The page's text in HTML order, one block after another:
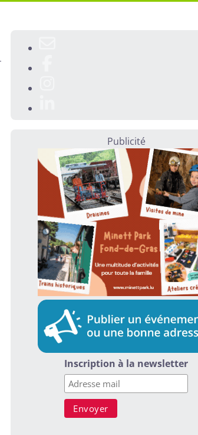
Publicité
Inscription à la newsletter